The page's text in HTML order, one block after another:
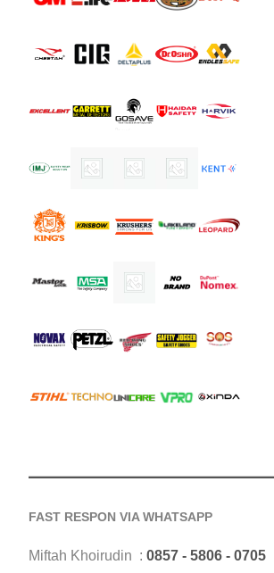
FAST RESPON VIA WHATSAPP
Miftah Khoirudin : 0857 - 5806 - 0705